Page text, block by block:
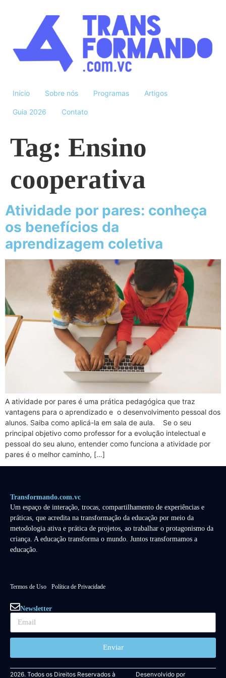
Início Sobre nós Programas Artigos
Guia 2026 Contato
Tag: Ensino
cooperativa
Atividade por pares: conheça
os benefícios da
aprendizagem coletiva
A atividade por pares é uma prática pedagógica que traz
vantagens para o aprendizado e o desenvolvimento pessoal dos
alunos. Saiba como aplicá-la em sala de aula. Se o seu
principal objetivo como professor for a evolução intelectual e
pessoal do seu aluno, entender como funciona a atividade por
pares é o melhor caminho, […]
Transformando.com.vc
Um espaço de interação, trocas, compartilhamento de experiências e
práticas, que acredita na transformação da educação por meio da
metodologia ativa e prática de projetos, ao trabalhar o protagonismo da
criança. A educação transforma o mundo. Juntos transformamos a
educação.
Termos de Uso Política de Privacidade
Newsletter
Enviar
2026. Todos os Direitos Reservados à Desenvolvido por